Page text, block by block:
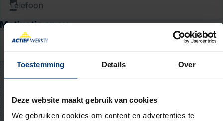
Toestemming Details Over
Deze website maakt gebruik van cookies
We gebruiken cookies om content en advertenties te
Telefoon
Motivatie en cv
Waarom past deze baan bij jou? (niet verplicht)
PDF of Word-document (max. 5 MB)